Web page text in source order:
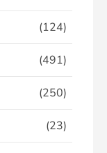
(124)
(491)
(250)
(23)